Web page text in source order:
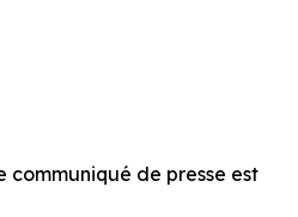
communiqué de presse est